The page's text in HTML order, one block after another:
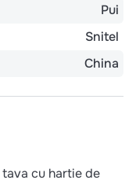
Pui
Snitel
China
cu hartie de